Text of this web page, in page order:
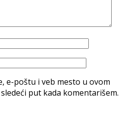
e-poštu i veb mesto u ovom
put kada komentarišem.